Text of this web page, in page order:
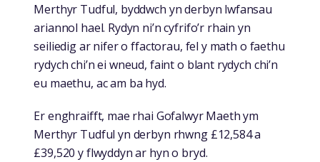
Merthyr Tudful, byddwch yn derbyn lwfansau
ariannol hael. Rydyn ni’n cyfrifo’r rhain yn
seiliedig ar nifer o ffactorau, fel y math o faethu
rydych chi’n ei wneud, faint o blant rydych chi’n
eu maethu, ac am ba hyd.
Er enghraifft, mae rhai Gofalwyr Maeth ym
Merthyr Tudful yn derbyn rhwng £12,584 a
£39,520 y flwyddyn ar hyn o bryd.